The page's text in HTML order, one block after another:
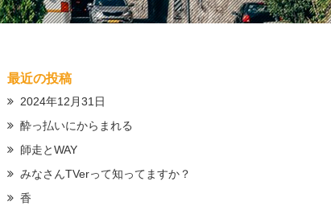
最近の投稿
2024年12月31日
酔っ払いにからまれる
師走とWAY
みなさんTVerって知ってますか？
香